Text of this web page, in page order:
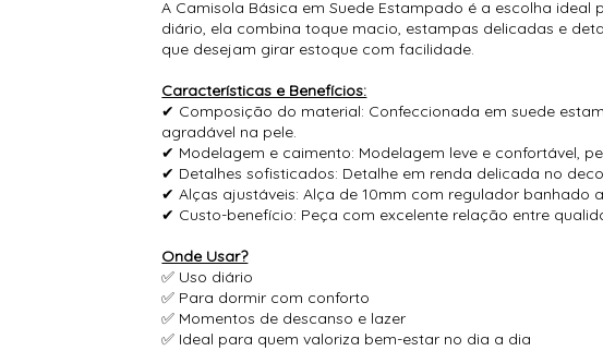
A Camisola Básica em Suede Estampado é a escolha
diário, ela combina toque macio, estampas delicadas e
que desejam girar estoque com facilidade.
Características e Benefícios:
✔ Composição do material: Confeccionada em suede
agradável na pele.
✔ Modelagem e caimento: Modelagem leve e confortável,
✔ Detalhes sofisticados: Detalhe em renda delicada no
✔ Alças ajustáveis: Alça de 10mm com regulador
✔ Custo-benefício: Peça com excelente relação entre
Onde Usar?
✅ Uso diário
✅ Para dormir com conforto
✅ Momentos de descanso e lazer
✅ Ideal para quem valoriza bem-estar no dia a dia